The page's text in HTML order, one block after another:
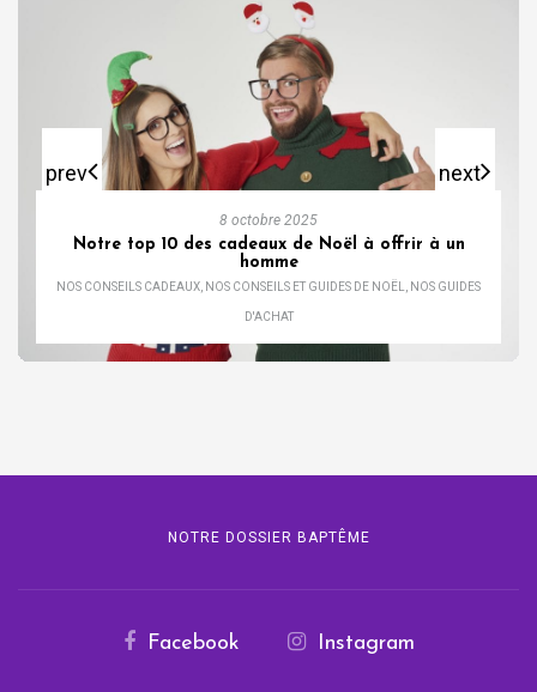
8 octobre 2025
Notre top 10 des cadeaux de Noël à offrir à un
homme
NOS CONSEILS CADEAUX NOS CONSEILS ET GUIDES DE NOËL NOS GUIDES
D'ACHAT
prev next
NOTRE DOSSIER BAPTÊME
Facebook Instagram